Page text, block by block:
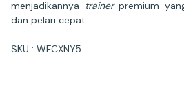
menjadikannya
trainerpremium
dan pelari cepat.
SKU : WFCXNY5